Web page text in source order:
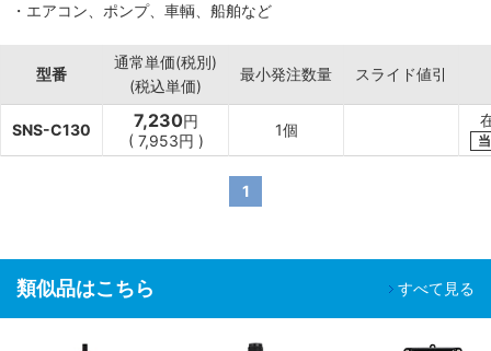
・エアコン、ポンプ、車輌、船舶など
型番
通常単価(税別)
(税込単価)
最小発注数量 スライド値引
SNS-C130 7,230円
( 7,953円 )
1個
1
類似品はこちら すべて見る